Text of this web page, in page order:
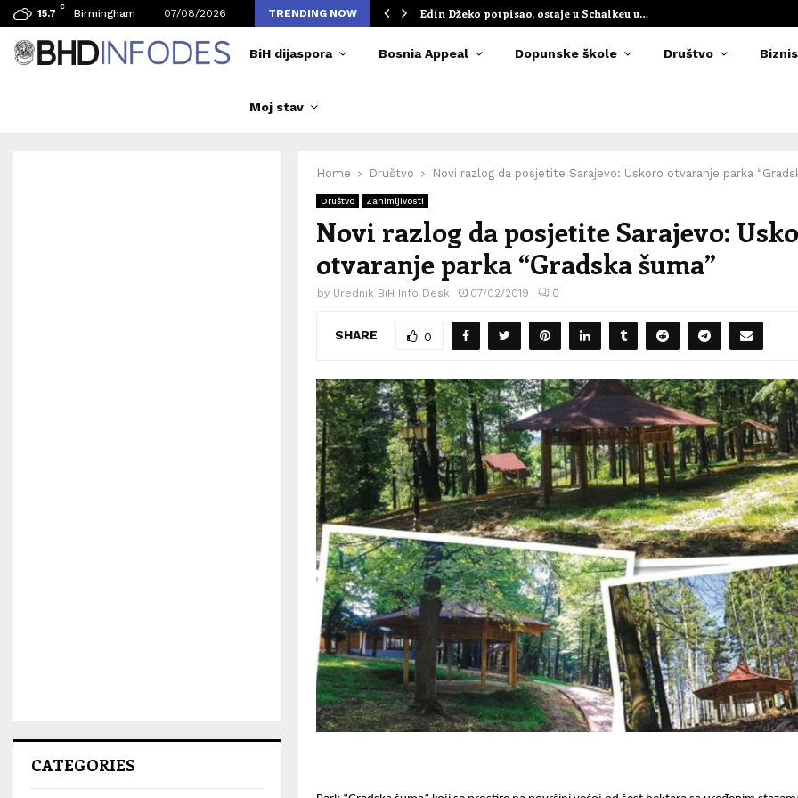
15.7
C
Birmingham 07/08/2026 TRENDING NOW
broj posjetilaca tokom Merlinovih koncerata Edin Džeko potpisao, ostaje u Schalkeu u…
BiH dijaspora Bosnia Appeal Dopunske škole Društvo Biznis
Moj stav
Home Društvo Novi razlog da posjetite Sarajevo: Uskoro otvaranje parka
Društvo Zanimljivosti
Novi razlog da posjetite Sarajevo:
otvaranje parka “Gradska šuma”
by Urednik BiH Info Desk 07/02/2019 0
SHARE 0
CATEGORIES